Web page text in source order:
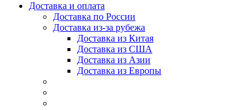
Доставка и оплата
Доставка по России
Доставка из-за рубежа
Доставка из Китая
Доставка из США
Доставка из Азии
Доставка из Европы